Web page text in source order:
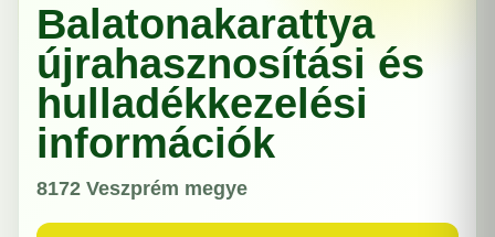
Balatonakarattya
újrahasznosítási és
hulladékkezelési
információk
8172 Veszprém megye